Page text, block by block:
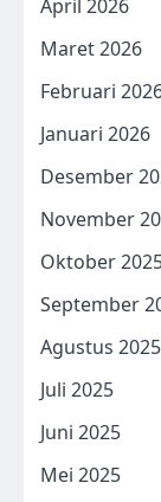
April 2026
Maret 2026
Februari
Januari 2026
Desember
November
Oktober
September
Agustus 2025
Juli 2025
Juni 2025
Mei 2025